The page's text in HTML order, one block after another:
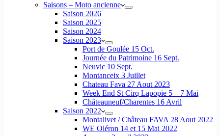
Saisons – Moto ancienne
Saison 2026
Saison 2025
Saison 2024
Saison 2023
Port de Goulée 15 Oct.
Journée du Patrimoine 16 Sept.
Neuvic 10 Sept.
Montanceix 3 Juillet
Chateau Fava 27 Aout 2023
Week End St Cirq Lapopie 5 – 7 Mai
Châteauneuf/Charentes 16 Avril
Saison 2022
Montalivet / Château FAVA 28 Aout 2022
WE Oléron 14 et 15 Mai 2022